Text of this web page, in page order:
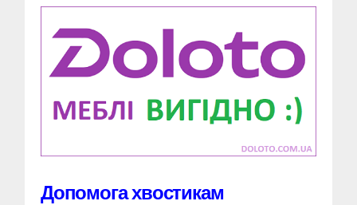
Допомога хвостикам